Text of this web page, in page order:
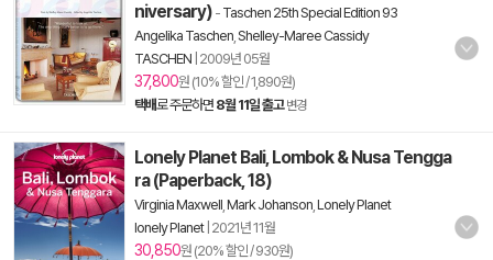
niversary) - Taschen 25th Special Edition 93
Angelika Taschen Shelley-Maree Cassidy
TASCHEN 2009년 05월
37,800원 (10% 할인 / 1,890원)
택배로 주문하면 8월 11일 출고 변경
Lonely Planet Bali, Lombok & Nusa Tengga
ra (Paperback, 18)
Virginia Maxwell Mark Johanson Lonely Planet
lonely Planet| 2021년 11월
30,850원 (20% 할인 / 930원)